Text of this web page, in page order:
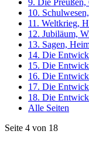
9. Die Preußen,
10.
11. Weltkrieg,
12. Jubiläum,
13. Sagen,
14. Die
15. Die
16. Die
17. Die
18. Die
Alle Seiten
Seite 4 von 18